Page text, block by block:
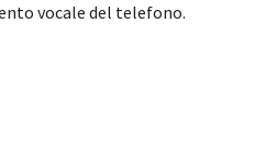
vocale del telefono.